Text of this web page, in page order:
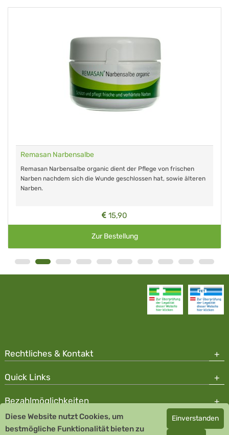
Remasan Narbensalbe
Remasan Narbensalbe organic dient der Pflege von frischen
Narben nachdem sich die Wunde geschlossen hat, sowie älteren
Narben.
15,90
Zur Bestellung
Rechtliches & Kontakt
Quick Links
Bezahlmöglichkeiten
Copyright © 2026 Team Santé Salvator Apotheke - GDP zertifiziert
Diese Website nutzt Cookies, um
bestmögliche Funktionalität bieten zu
Einverstanden